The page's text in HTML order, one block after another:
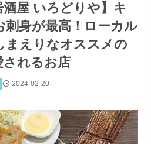
酒屋 いろどりや】キ
刺身が最高！ローカル
まえりなオススメの
されるお店
2024-02-20